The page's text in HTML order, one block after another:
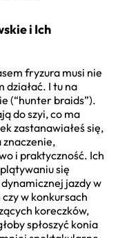
i Ich
fryzura musi nie
działać. I tu na
(“hunter braids”).
do szyi, co ma
zastanawiałeś się,
znaczenie,
i praktyczność. Ich
się
jazdy w
w konkursach
koreczków,
spłoszyć konia